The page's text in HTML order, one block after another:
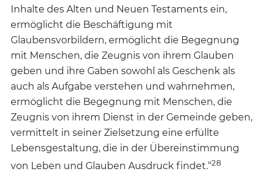
Inhalte des Alten und Neuen Testaments ein,
ermöglicht die Beschäftigung mit
Glaubensvorbildern, ermöglicht die Begegnung
mit Menschen, die Zeugnis von ihrem Glauben
geben und ihre Gaben sowohl als Geschenk als
auch als Aufgabe verstehen und wahrnehmen,
ermöglicht die Begegnung mit Menschen, die
Zeugnis von ihrem Dienst in der Gemeinde geben,
vermittelt in seiner Zielsetzung eine erfüllte
Lebensgestaltung, die in der Übereinstimmung
von Leben und Glauben Ausdruck findet.“28